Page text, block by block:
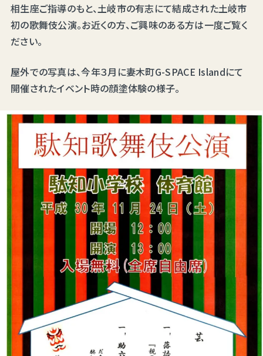
相生座ご指導のもと、土岐市の有志にて結成された土岐市
初の歌舞伎公演。お近くの方、ご興味のある方は一度ご覧く
ださい。
屋外での写真は、今年３月に妻木町G-SPACE Islandにて
開催されたイベント時の顔塗体験の様子。